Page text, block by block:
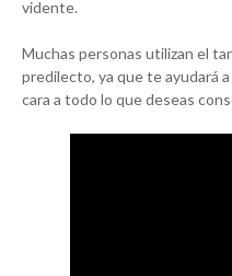
vidente.
Muchas personas utilizan el
predilecto, ya que te ayudará
cara a todo lo que deseas